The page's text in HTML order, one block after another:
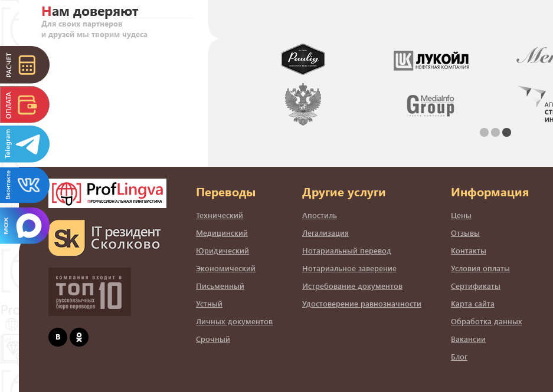
Нам доверяют
Для своих партнеров
и друзей мы творим чудеса
Переводы
Технический
Медицинский
Юридический
Экономический
Письменный
Устный
Личных документов
Срочный
Другие услуги
Апостиль
Легализация
Нотариальный перевод
Нотариальное заверение
Истребование документов
Удостоверение равнозначности
Информация
Цены
Отзывы
Контакты
Условия оплаты
Сертификаты
Карта сайта
Обработка данных
Вакансии
Блог